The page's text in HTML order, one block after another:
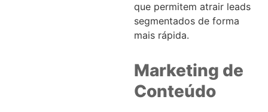
que permitem atrair leads
segmentados de forma
mais rápida.
Marketing de
Conteúdo